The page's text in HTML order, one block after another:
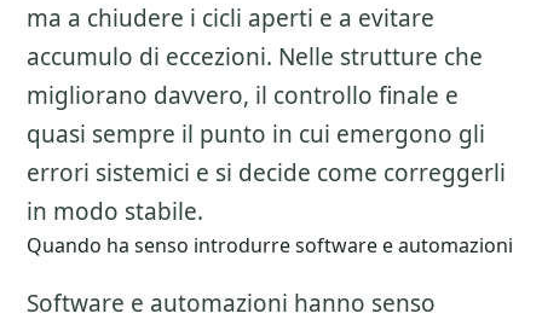
ma a chiudere i cicli aperti e a evitare
accumulo di eccezioni. Nelle strutture che
migliorano davvero, il controllo finale e
quasi sempre il punto in cui emergono gli
errori sistemici e si decide come correggerli
in modo stabile.
Quando ha senso introdurre software e automazioni
Software e automazioni hanno senso